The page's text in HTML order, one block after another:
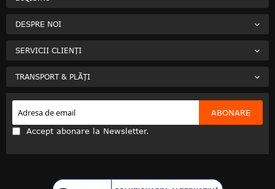
DESPRE NOI
SERVICII CLIENȚI
TRANSPORT & PLĂȚI
ABONARE
Accept abonare la Newsletter.